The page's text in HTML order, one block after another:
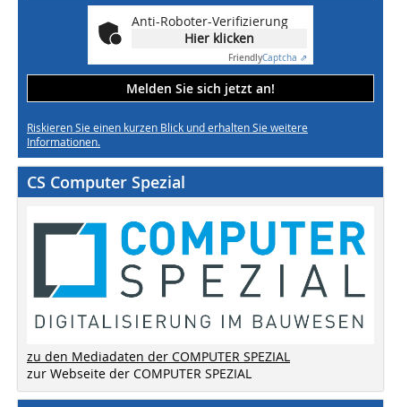
Anti-Roboter-Verifizierung
Hier klicken
FriendlyCaptcha ⇗
Melden Sie sich jetzt an!
Riskieren Sie einen kurzen Blick und erhalten Sie weitere
Informationen.
CS Computer Spezial
zu den Mediadaten der COMPUTER SPEZIAL
zur Webseite der COMPUTER SPEZIAL